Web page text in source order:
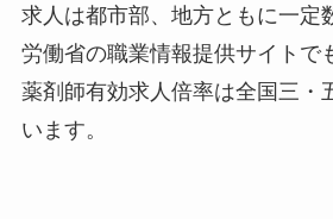
求人は都市部、地方ともに一定
労働省の職業情報提供サイトで
薬剤師有効求人倍率は全国三・
います。